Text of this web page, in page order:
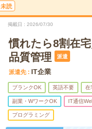
未読
掲載日 2026/07/30
慣れたら8割在
品質管理
派遣
派遣先 IT企業
ブランクOK 英語不要 在
副業・WワークOK IT通信
プログラミング